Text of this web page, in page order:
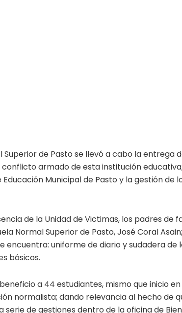
Superior de Pasto se llevó a cabo la entrega
armado de esta institución
Municipal de Pasto y la gestión de
de la Unidad de Victimas, los padres de
Normal Superior de Pasto, José Coral
encuentra: uniforme de diario y sudadera de
básicos.
a 44 estudiantes, mismo que inicio
normalista; dando relevancia al hecho de
serie de gestiones dentro de la oficina de